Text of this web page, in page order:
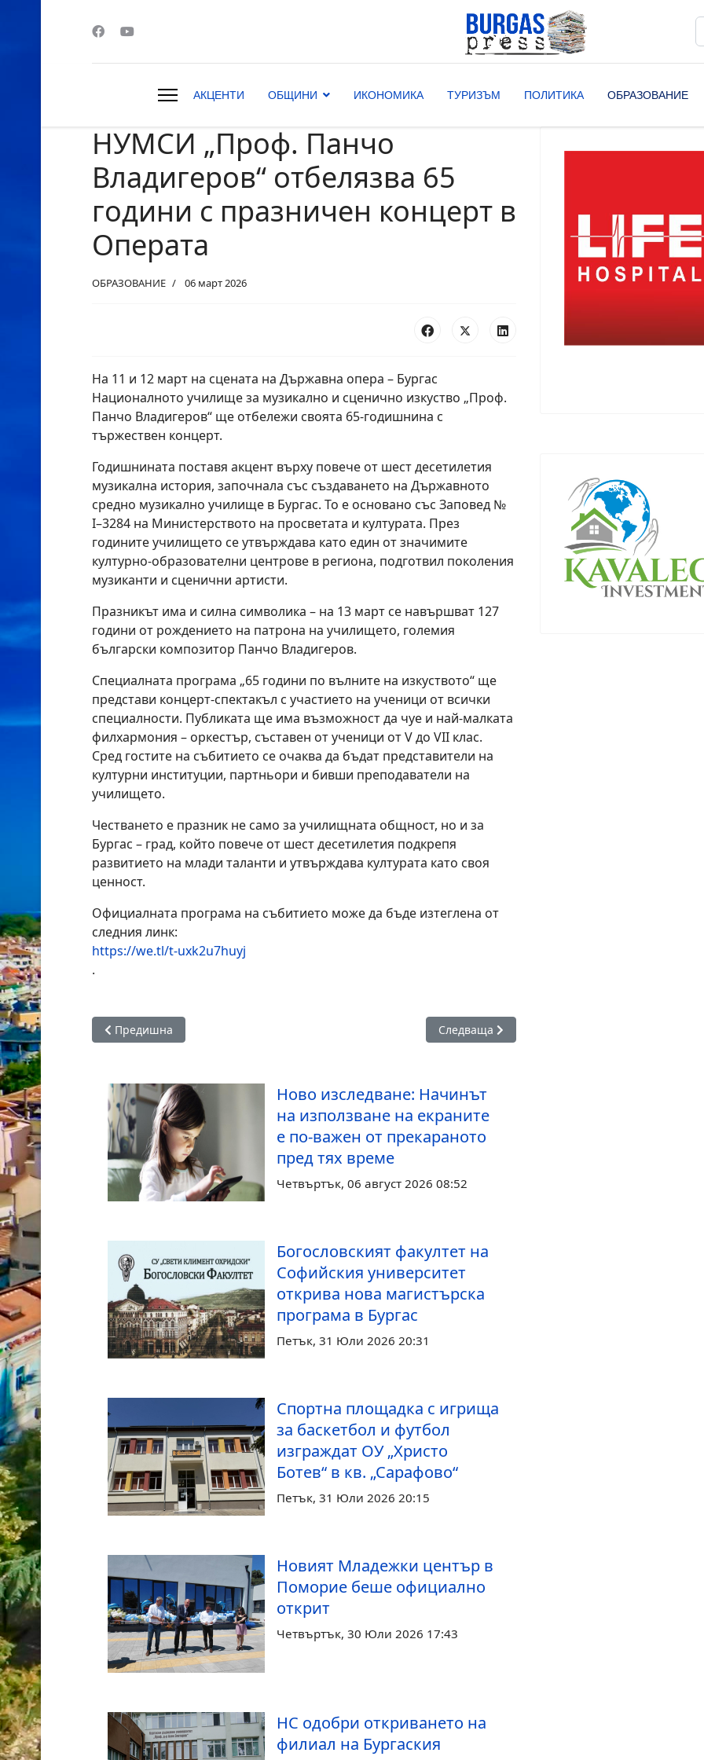
АКЦЕНТИ ОБЩИНИ ИКОНОМИКА ТУРИЗЪМ ПОЛИТИКА ОБРАЗОВАНИЕ
НУМСИ „Проф. Панчо
Владигеров“ отбелязва 65
години с празничен концерт в
Операта
ОБРАЗОВАНИЕ 06 март 2026
На 11 и 12 март на сцената на Държавна опера – Бургас
Националното училище за музикално и сценично изкуство „Проф.
Панчо Владигеров“ ще отбележи своята 65-годишнина с
тържествен концерт.
Годишнината поставя акцент върху повече от шест десетилетия
музикална история, започнала със създаването на Държавното
средно музикално училище в Бургас. То е основано със Заповед №
I–3284 на Министерството на просветата и културата. През
годините училището се утвърждава като един от значимите
културно-образователни центрове в региона, подготвил поколения
музиканти и сценични артисти.
Празникът има и силна символика – на 13 март се навършват 127
години от рождението на патрона на училището, големия
български композитор Панчо Владигеров.
Специалната програма „65 години по вълните на изкуството“ ще
представи концерт-спектакъл с участието на ученици от всички
специалности. Публиката ще има възможност да чуе и най-малката
филхармония – оркестър, съставен от ученици от V до VII клас.
Сред гостите на събитието се очаква да бъдат представители на
културни институции, партньори и бивши преподаватели на
училището.
Честването е празник не само за училищната общност, но и за
Бургас – град, който повече от шест десетилетия подкрепя
развитието на млади таланти и утвърждава културата като своя
ценност.
Официалната програма на събитието може да бъде изтеглена от
следния линк:
https://we.tl/t-uxk2u7huyj
.
Предишна статия: Образователен форум събира училища и висши учебни заведения в Бургас
Предишна Следваща статия: Ученици от ПГХТ „Акад. Н. Д.
Следваща
Ново изследване: Начинът
на използване на екраните
е по-важен от прекараното
пред тях време
Четвъртък, 06 август 2026 08:52
Богословският факултет на
Софийския университет
открива нова магистърска
програма в Бургас
Петък, 31 Юли 2026 20:31
Спортна площадка с игрища
за баскетбол и футбол
изграждат ОУ „Христо
Ботев“ в кв. „Сарафово“
Петък, 31 Юли 2026 20:15
Новият Младежки център в
Поморие беше официално
открит
Четвъртък, 30 Юли 2026 17:43
НС одобри откриването на
филиал на Бургаския